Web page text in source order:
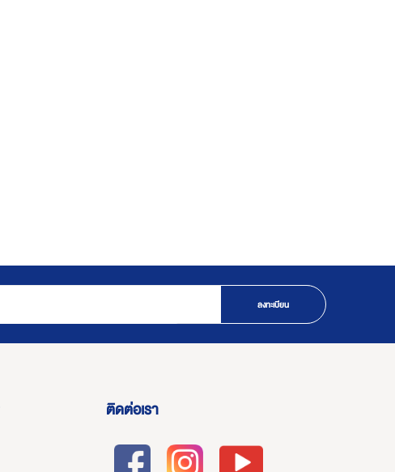
ลงทะเบียน
ติดต่อเรา